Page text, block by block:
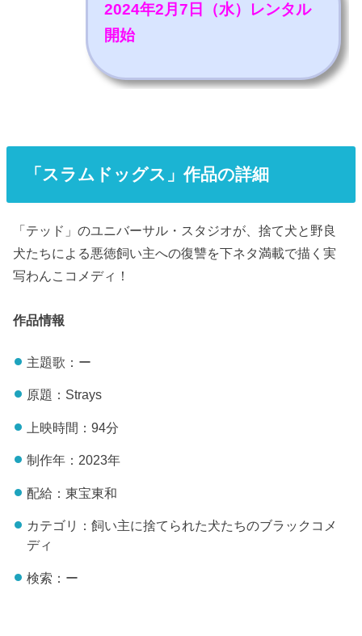
2024年2月7日（水）レンタル
開始
「スラムドッグス」作品の詳細
「テッド」のユニバーサル・スタジオが、捨て犬と野良
犬たちによる悪徳飼い主への復讐を下ネタ満載で描く実
写わんこコメディ！
作品情報
主題歌：ー
原題：Strays
上映時間：94分
制作年：2023年
配給：東宝東和
カテゴリ：飼い主に捨てられた犬たちのブラックコメ
ディ
検索：ー